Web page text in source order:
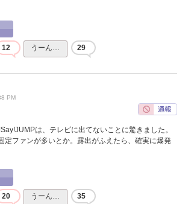
12 うーん… 29
PM
は、テレビに出てないことに驚きました。
定ファンが多いとか。露出がふえたら、確実に爆発
20 うーん… 35